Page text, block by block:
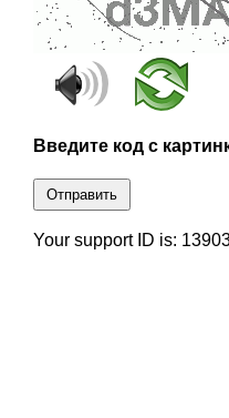
Введите код с
Отправить
Your support ID is: